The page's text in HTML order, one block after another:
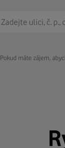
Pokud máte zájem,